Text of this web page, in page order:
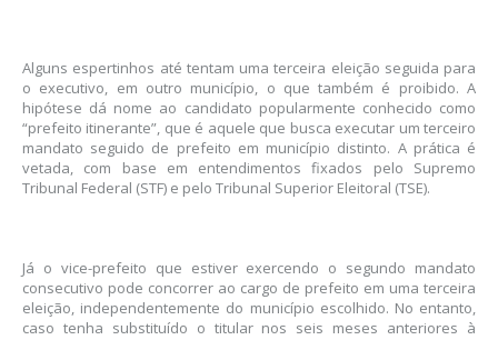
Alguns espertinhos até tentam uma terceira eleição seguida para
o executivo, em outro município, o que também é proibido. A
hipótese dá nome ao candidato popularmente conhecido como
“prefeito itinerante”, que é aquele que busca executar um terceiro
mandato seguido de prefeito em município distinto. A prática é
vetada, com base em entendimentos fixados pelo Supremo
Tribunal Federal (STF) e pelo Tribunal Superior Eleitoral (TSE).
Já o vice-prefeito que estiver exercendo o segundo mandato
consecutivo pode concorrer ao cargo de prefeito em uma terceira
eleição, independentemente do município escolhido. No entanto,
caso tenha substituído o titular nos seis meses anteriores à